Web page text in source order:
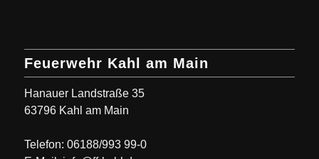
Feuerwehr Kahl am Main
Hanauer Landstraße 35
63796 Kahl am Main
Telefon: 06188/993 99-0